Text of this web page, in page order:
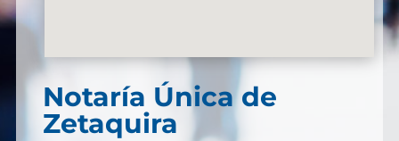
Notaría Única de
Zetaquira